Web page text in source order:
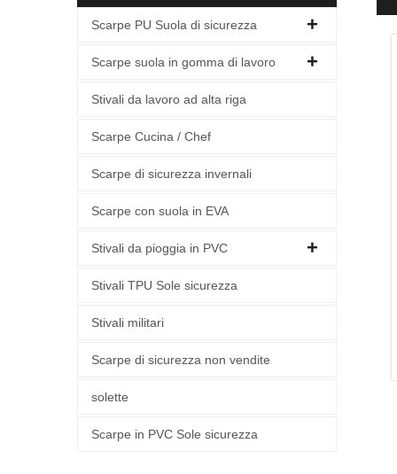
Scarpe PU Suola di sicurezza
Scarpe suola in gomma di lavoro
Stivali da lavoro ad alta riga
Scarpe Cucina / Chef
Scarpe di sicurezza invernali
Scarpe con suola in EVA
Stivali da pioggia in PVC
Stivali TPU Sole sicurezza
Stivali militari
Scarpe di sicurezza non vendite
solette
Scarpe in PVC Sole sicurezza